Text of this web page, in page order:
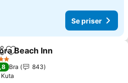
Se priser
Legg til i favoritter
Beach Inn
Bra
843
Kuta